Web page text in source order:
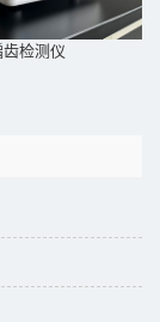
齿检测仪